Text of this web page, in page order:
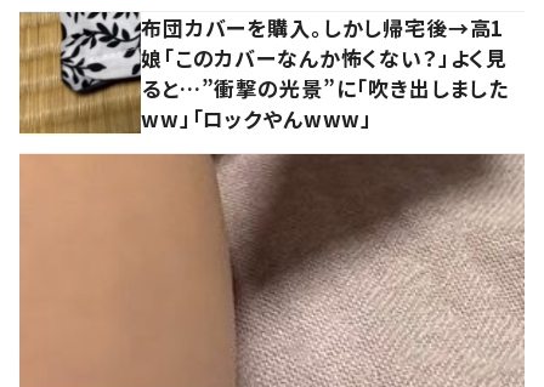
布団カバーを購入。しかし帰宅後→高1
娘「このカバーなんか怖くない？」よく見
ると…”衝撃の光景”に「吹き出しました
ww」「ロックやんwww」